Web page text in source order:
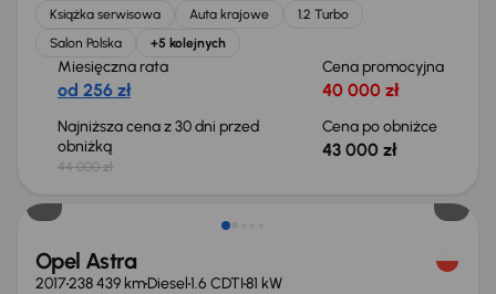
Książka serwisowa Auta krajowe
1.2 Turbo
Salon Polska
+5 kolejnych
Miesięczna rata
od 256 zł
Cena promocyjna
40 000 zł
Najniższa cena z 30 dni przed
obniżką
44 000 zł
Cena po obniżce
43 000 zł
Taniej o 1 500 zł
Opel Astra
2017238 439 kmDiesel1.6 CDTI81 kW